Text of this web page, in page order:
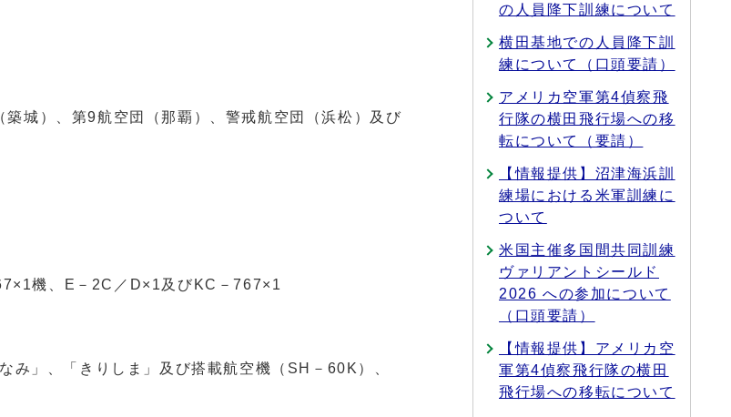
）、第9航空団（那覇）、警戒航空団（浜松）及び
機、E－2C／D×1及びKC－767×1
、「きりしま」及び搭載航空機（SH－60K）、
の人員降下訓練について
横田基地での人員降下訓
練について（口頭要請）
アメリカ空軍第4偵察飛
行隊の横田飛行場への移
転について（要請）
【情報提供】沼津海浜訓
練場における米軍訓練に
ついて
米国主催多国間共同訓練
ヴァリアントシールド
2026 への参加について
（口頭要請）
【情報提供】アメリカ空
軍第4偵察飛行隊の横田
飛行場への移転について